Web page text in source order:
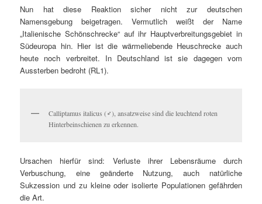
Nun hat diese Reaktion sicher nicht zur deutschen
Namensgebung beigetragen. Vermutlich weißt der Name
„Italienische Schönschrecke“ auf ihr Hauptverbreitungsgebiet in
Südeuropa hin. Hier ist die wärmeliebende Heuschrecke auch
heute noch verbreitet. In Deutschland ist sie dagegen vom
Aussterben bedroht (RL1).
Calliptamus italicus (♂), ansatzweise sind die leuchtend roten
Hinterbeinschienen zu erkennen.
Ursachen hierfür sind: Verluste ihrer Lebensräume durch
Verbuschung, eine geänderte Nutzung, auch natürliche
Sukzession und zu kleine oder isolierte Populationen gefährden
die Art.